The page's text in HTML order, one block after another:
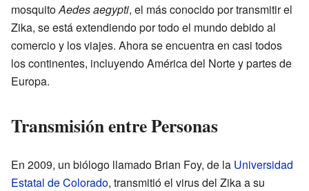
mosquitoAedes aegypti, el más conocido por transmitir el
Zika, se está extendiendo por todo el mundo debido al
comercio y los viajes. Ahora se encuentra en casi todos
los continentes, incluyendo América del Norte y partes de
Europa.
Transmisión entre Personas
En 2009, un biólogo llamado Brian Foy, de la Universidad
Estatal de Colorado, transmitió el virus del Zika a su